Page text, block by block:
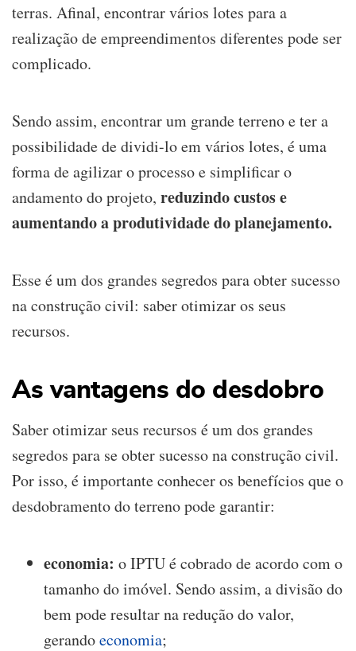
terras. Afinal, encontrar vários lotes para a
realização de empreendimentos diferentes pode ser
complicado.
Sendo assim, encontrar um grande terreno e ter a
possibilidade de dividi-lo em vários lotes, é uma
forma de agilizar o processo e simplificar o
andamento do projeto, reduzindo custos e
aumentando a produtividade do planejamento.
Esse é um dos grandes segredos para obter sucesso
na construção civil: saber otimizar os seus
recursos.
As vantagens do desdobro
Saber otimizar seus recursos é um dos grandes
segredos para se obter sucesso na construção civil.
Por isso, é importante conhecer os benefícios que o
desdobramento do terreno pode garantir:
economia: o IPTU é cobrado de acordo com o
tamanho do imóvel. Sendo assim, a divisão do
bem pode resultar na redução do valor,
gerandoeconomia;